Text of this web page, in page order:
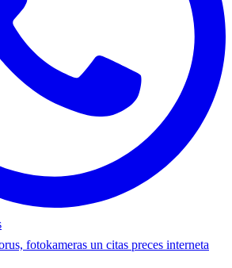
Austiņas, Zāģi, Video novērošanas kameras,